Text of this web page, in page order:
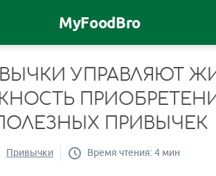
MyFoodBro
УПРАВЛЯЮТ
ПРИВЫЧЕК
Привычки Время чтения: 4 мин